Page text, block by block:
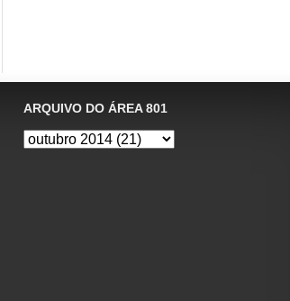
ARQUIVO DO ÁREA 801